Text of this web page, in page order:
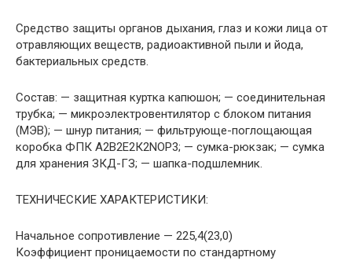
Средство защиты органов дыхания, глаз и кожи лица от
отравляющих веществ, радиоактивной пыли и йода,
бактериальных средств.
Состав: — защитная куртка капюшон; — соединительная
трубка; — микроэлектровентилятор с блоком питания
(МЭВ); — шнур питания; — фильтрующе-поглощающая
коробка ФПК А2В2Е2К2NOP3; — сумка-рюкзак; — сумка
для хранения ЗКД-ГЗ; — шапка-подшлемник.
ТЕХНИЧЕСКИЕ ХАРАКТЕРИСТИКИ:
Начальное сопротивление — 225,4(23,0)
Коэффициент проницаемости по стандартному